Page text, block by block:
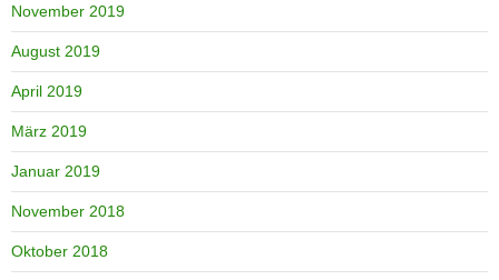
November 2019
August 2019
April 2019
März 2019
Januar 2019
November 2018
Oktober 2018